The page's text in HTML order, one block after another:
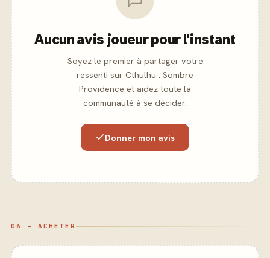
Aucun avis joueur pour l'instant
Soyez le premier à partager votre
ressenti sur Cthulhu : Sombre
Providence et aidez toute la
communauté à se décider.
Donner mon avis
06 - ACHETER